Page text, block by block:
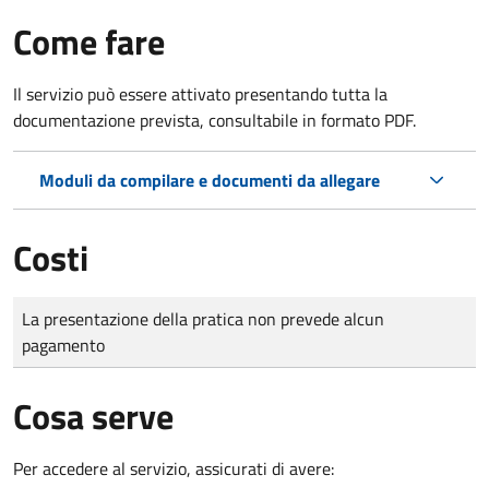
Come fare
Il servizio può essere attivato presentando tutta la
documentazione prevista, consultabile in formato PDF.
Moduli da compilare e documenti da allegare
Costi
Tipo di pagamento
Importo
La presentazione della pratica non prevede alcun
pagamento
Cosa serve
Per accedere al servizio, assicurati di avere: